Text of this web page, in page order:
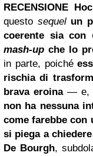
RECENSIONE
questo sequel un
coerente sia con
mash-up che lo
in parte, poiché
rischia di
brava eroina— e,
non ha nessuna
come farebbe con
si piega a
De Bourgh,